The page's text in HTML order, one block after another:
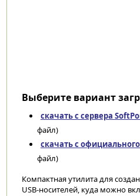
Выберите вариант
скачать с сервера
файл)
скачать с
файл)
Компактная утилита для
USB-носителей, куда можно